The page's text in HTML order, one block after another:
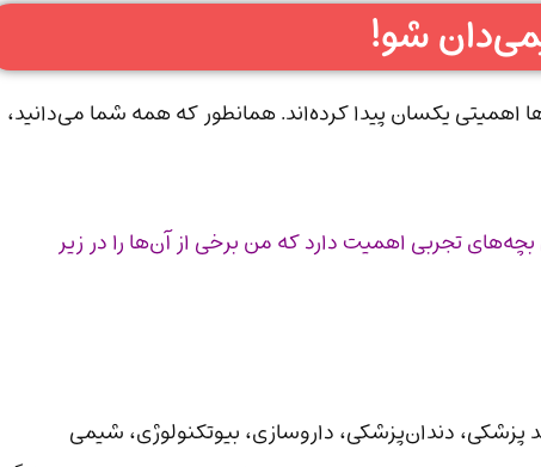
شو!
یکسان پیدا کرده‌اند. همانطور که همه شما می‌دانید،
تجربی اهمیت دارد که من برخی از آن‌ها را در زیر
دندان‌پزشکی، داروسازی، بیوتکنولوژی، شیمی